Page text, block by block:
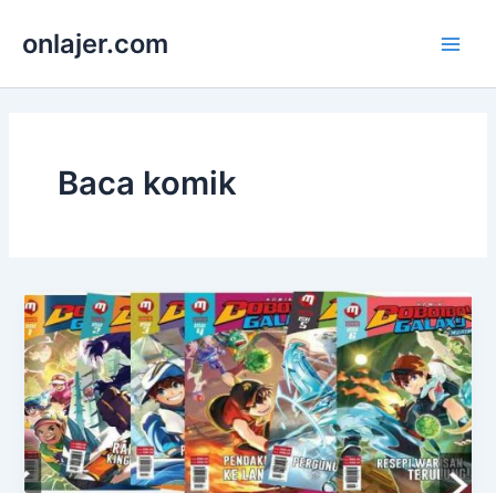
onlajer.com
Baca komik